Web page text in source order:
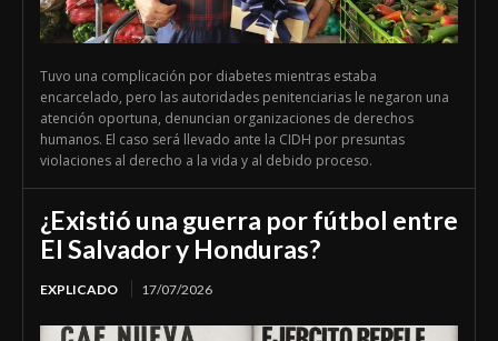
Tuvo una complicación por diabetes mientras estaba
encarcelado, pero las autoridades penitenciarias le negaron una
atención oportuna, denuncian organizaciones de derechos
humanos. El caso será llevado ante la CIDH por presuntas
violaciones al derecho a la vida y al debido proceso.
¿Existió una guerra por fútbol entre
El Salvador y Honduras?
EXPLICADO 17/07/2026